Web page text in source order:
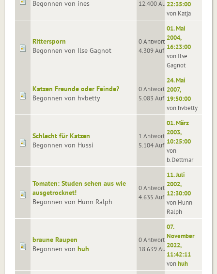
Begonnen von ines
12.400 Aufrufe22:35:00
von Katja
Rittersporn
Begonnen von Ilse Gagnot
0 Antworten
4.309 Aufrufe
01. Mai
2004,
16:23:00
von Ilse
Gagnot
Katzen Freunde oder Feinde?
Begonnen von hvbetty
0 Antworten
5.083 Aufrufe
24. Mai
2007,
19:50:00
von hvbetty
Schlecht für Katzen
Begonnen von Hussi
1 Antworten
5.104 Aufrufe
01. März
2003,
10:25:00
von
b.Dettmar
Tomaten: Studen sehen aus wie
ausgetrocknet!
Begonnen von Hunn Ralph
0 Antworten
4.635 Aufrufe
11. Juli
2002,
12:30:00
von Hunn
Ralph
braune Raupen
Begonnen von huh
0 Antworten
18.639 Aufrufe
07.
November
2022,
11:42:11
vonhuh